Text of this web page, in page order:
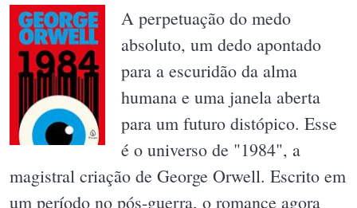
A perpetuação do medo
absoluto, um dedo apontado
para a escuridão da alma
humana e uma janela aberta
para um futuro distópico. Esse
é o universo de "1984", a
magistral criação de George Orwell. Escrito em
um período no pós-guerra, o romance agora